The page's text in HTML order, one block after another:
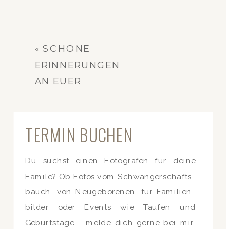
« SCHÖNE
ERINNERUNGEN
AN EUER
NEWBORN
SHOOTING
Du suchst einen Fotografen für deine
Famile? Ob Fotos vom Schwangerschafts-
bauch, von Neugeborenen, für Familien-
bilder oder Events wie Taufen und
Geburtstage - melde dich gerne bei mir.
TERMIN BUCHEN